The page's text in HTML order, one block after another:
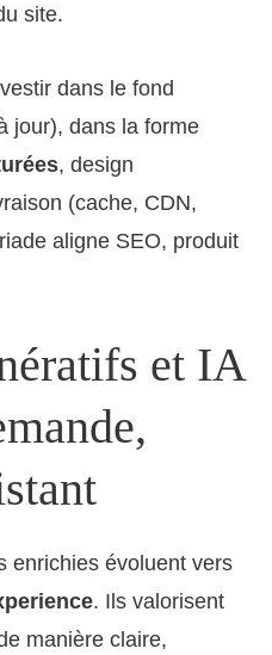
site.
dans le fond
jour), dans la forme
, design
(cache, CDN,
aligne SEO, produit
et IA
enrichies évoluent vers
. Ils valorisent
manière claire,